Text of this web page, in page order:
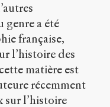
genre a été
française,
l’histoire des
matière est
récemment
sur l’histoire